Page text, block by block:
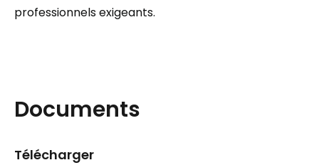
professionnels exigeants.
Documents
Télécharger